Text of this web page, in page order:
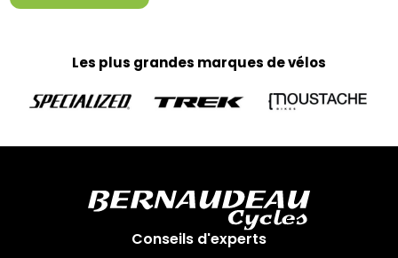
Les plus grandes marques de vélos
Conseils d'experts